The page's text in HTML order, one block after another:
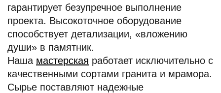
гарантирует безупречное выполнение
проекта. Высокоточное оборудование
способствует детализации, «вложению
души» в памятник.
Наша мастерская работает исключительно с
качественными сортами гранита и мрамора.
Сырье поставляют надежные